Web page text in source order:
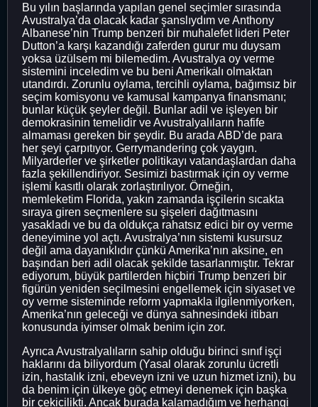
Bu yılın başlarında yapılan genel seçimler sırasında
Avustralya’da olacak kadar şanslıydım ve Anthony
Albanese’nin Trump benzeri bir muhalefet lideri Peter
Dutton’a karşı kazandığı zaferden gurur mu duysam
yoksa üzülsem mi bilemedim. Avustralya oy verme
sistemini inceledim ve bu beni Amerikalı olmaktan
utandırdı. Zorunlu oylama, tercihli oylama, bağımsız bir
seçim komisyonu ve kamusal kampanya finansmanı;
bunlar küçük şeyler değil. Bunlar adil ve işleyen bir
demokrasinin temelidir ve Avustralyalıların hafife
almaması gereken bir şeydir. Bu arada ABD’de para
her şeyi çarpıtıyor. Gerrymandering çok yaygın.
Milyarderler ve şirketler politikayı vatandaşlardan daha
fazla şekillendiriyor. Sesimizi bastırmak için oy verme
işlemi kasıtlı olarak zorlaştırılıyor. Örneğin,
memleketim Florida, yakın zamanda işçilerin sıcakta
sıraya giren seçmenlere su şişeleri dağıtmasını
yasakladı ve bu da oldukça rahatsız edici bir oy verme
deneyimine yol açtı. Avustralya’nın sistemi kusursuz
değil ama dayanıklıdır çünkü Amerika’nın aksine, en
başından beri adil olacak şekilde tasarlanmıştır. Tekrar
ediyorum, büyük partilerden hiçbiri Trump benzeri bir
figürün yeniden seçilmesini engellemek için siyaset ve
oy verme sisteminde reform yapmakla ilgilenmiyorken,
Amerika’nın geleceği ve dünya sahnesindeki itibarı
konusunda iyimser olmak benim için zor.
Ayrıca Avustralyalıların sahip olduğu birinci sınıf işçi
haklarını da biliyordum (Yasal olarak zorunlu ücretli
izin, hastalık izni, ebeveyn izni ve uzun hizmet izni), bu
da benim için ülkeye göç etmeyi denemek için başka
bir çekicilikti. Ancak burada kalamadığım ve herhangi